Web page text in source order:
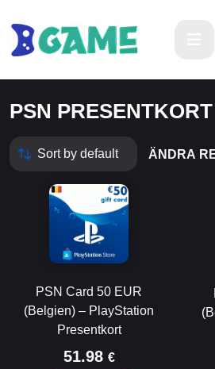
PSN
ÄNDRA
PSN Card 50 EUR
(Belgien) – PlayStation
Presentkort
51.98 €